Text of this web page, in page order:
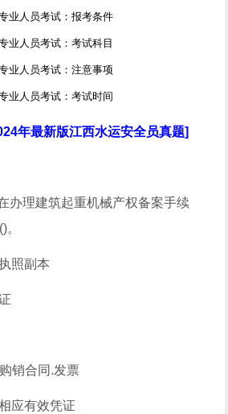
业人员考试：报考条件
业人员考试：考试科目
业人员考试：注意事项
业人员考试：考试时间
年最新版江西水运安全员真题]
办理建筑起重机械产权备案手续
照副本
销合同.发票
应有效凭证